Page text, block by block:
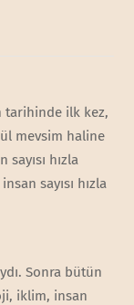
tarihinde ilk kez,
mevsim haline
hızla
sayısı hızla
Sonra bütün
iklim, insan